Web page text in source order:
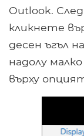
Outlook.
кликнете
десен ъгъл
надолу
върху